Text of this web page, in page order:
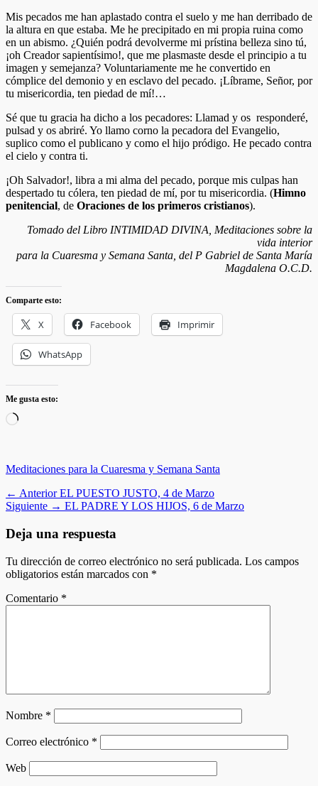
Mis pecados me han aplastado contra el suelo y me han derribado de
la altura en que estaba. Me he precipitado en mi propia ruina como
en un abismo. ¿Quién podrá devolverme mi prístina belleza sino tú,
¡oh Creador sapientísimo!, que me plasmaste desde el principio a tu
imagen y semejanza? Voluntariamente me he convertido en
cómplice del demonio y en esclavo del pecado. ¡Líbrame, Señor, por
tu misericordia, ten piedad de mí!…
Sé que tu gracia ha dicho a los pecadores: Llamad y os responderé,
pulsad y os abriré. Yo llamo corno la pecadora del Evangelio,
suplico como el publicano y como el hijo pródigo. He pecado contra
el cielo y contra ti.
¡Oh Salvador!, libra a mi alma del pecado, porque mis culpas han
despertado tu cólera, ten piedad de mí, por tu misericordia. (Himno
penitencial, de Oraciones de los primeros cristianos).
Tomado del Libro INTIMIDAD DIVINA, Meditaciones sobre la
vida interior
para la Cuaresma y Semana Santa, del P Gabriel de Santa María
Magdalena O.C.D.
Comparte esto:
X Facebook Imprimir
WhatsApp
Me gusta esto:
Cargando...
Categorias
Meditaciones para la Cuaresma y Semana Santa
Navegación
de
entradas
← Anterior Entrada
anterior:
EL PUESTO JUSTO, 4 de Marzo
Siguiente → Entrada
EL PADRE Y LOS HIJOS, 6 de Marzo
Deja una respuesta
Tu dirección de correo electrónico no será publicada. Los campos
obligatorios están marcados con *
Comentario *
Nombre *
Correo electrónico *
Web